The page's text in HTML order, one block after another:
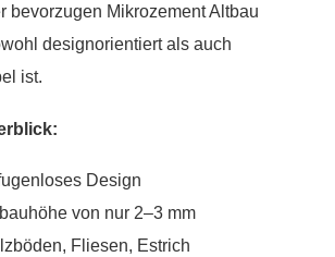
bevorzugen Mikrozement Altbau
designorientiert als auch
ist.
Design
von nur 2–3 mm
Fliesen, Estrich